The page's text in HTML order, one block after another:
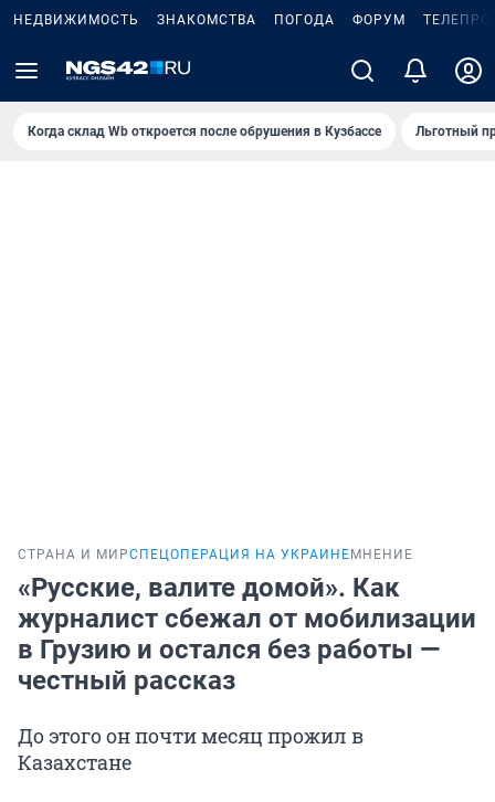
НЕДВИЖИМОСТЬ ЗНАКОМСТВА ПОГОДА ФОРУМ
Когда склад Wb откроется после обрушения в Кузбассе Льготный
СТРАНА И МИРСПЕЦОПЕРАЦИЯ НА УКРАИНЕ МНЕНИЕ
«Русские, валите домой». Как
журналист сбежал от мобилизации
в Грузию и остался без работы —
честный рассказ
До этого он почти месяц прожил в
Казахстане